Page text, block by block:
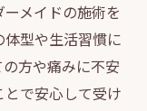
メイドの施術を
型や生活習慣に
方や痛みに不安
で安心して受け